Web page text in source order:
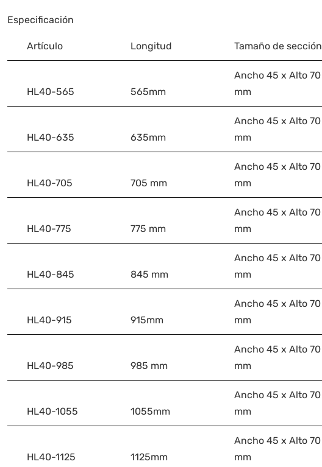
Especificación
Artículo Longitud Tamaño de sección
HL40-565 565mm
Ancho 45 x Alto 70
mm
HL40-635 635mm
Ancho 45 x Alto 70
mm
HL40-705 705 mm
Ancho 45 x Alto 70
mm
HL40-775 775 mm
Ancho 45 x Alto 70
mm
HL40-845 845 mm
Ancho 45 x Alto 70
mm
HL40-915 915mm
Ancho 45 x Alto 70
mm
HL40-985 985 mm
Ancho 45 x Alto 70
mm
HL40-1055 1055mm
Ancho 45 x Alto 70
mm
HL40-1125 1125mm
Ancho 45 x Alto 70
mm